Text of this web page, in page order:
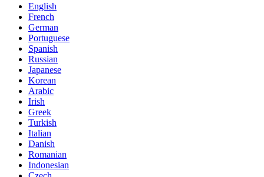
English
French
German
Portuguese
Spanish
Russian
Japanese
Korean
Arabic
Irish
Greek
Turkish
Italian
Danish
Romanian
Indonesian